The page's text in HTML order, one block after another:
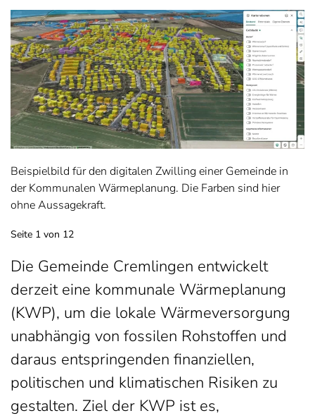
Beispielbild für den digitalen Zwilling einer Gemeinde in
der Kommunalen Wärmeplanung. Die Farben sind hier
ohne Aussagekraft.
Seite 1 von 12
Die Gemeinde Cremlingen entwickelt
derzeit eine kommunale Wärmeplanung
(KWP), um die lokale Wärmeversorgung
unabhängig von fossilen Rohstoffen und
daraus entspringenden finanziellen,
politischen und klimatischen Risiken zu
gestalten. Ziel der KWP ist es,